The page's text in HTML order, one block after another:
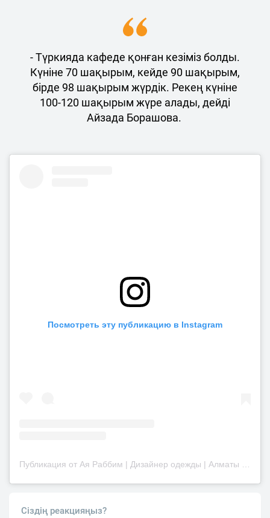
- Түркияда кафеде қонған кезіміз болды.
Күніне 70 шақырым, кейде 90 шақырым,
бірде 98 шақырым жүрдік. Рекең күніне
100-120 шақырым жүре алады, дейді
Айзада Борашова.
Посмотреть эту публикацию в Instagram
Сіздің реакцияңыз?